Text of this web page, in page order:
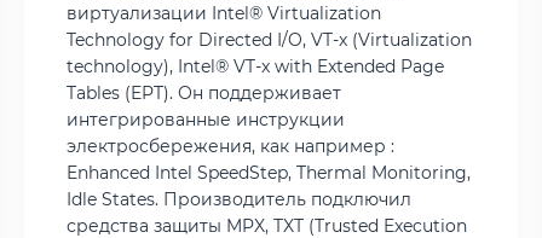
виртуализации Intel® Virtualization
Technology for Directed I/O, VT-x (Virtualization
technology), Intel® VT-x with Extended Page
Tables (EPT). Он поддерживает
интегрированные инструкции
электросбережения, как например :
Enhanced Intel SpeedStep, Thermal Monitoring,
Idle States. Производитель подключил
средства защиты MPX, TXT (Trusted Execution